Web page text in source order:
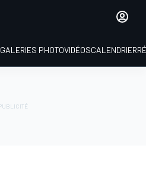
GALERIES PHOTOVIDÉOSCALENDRIER